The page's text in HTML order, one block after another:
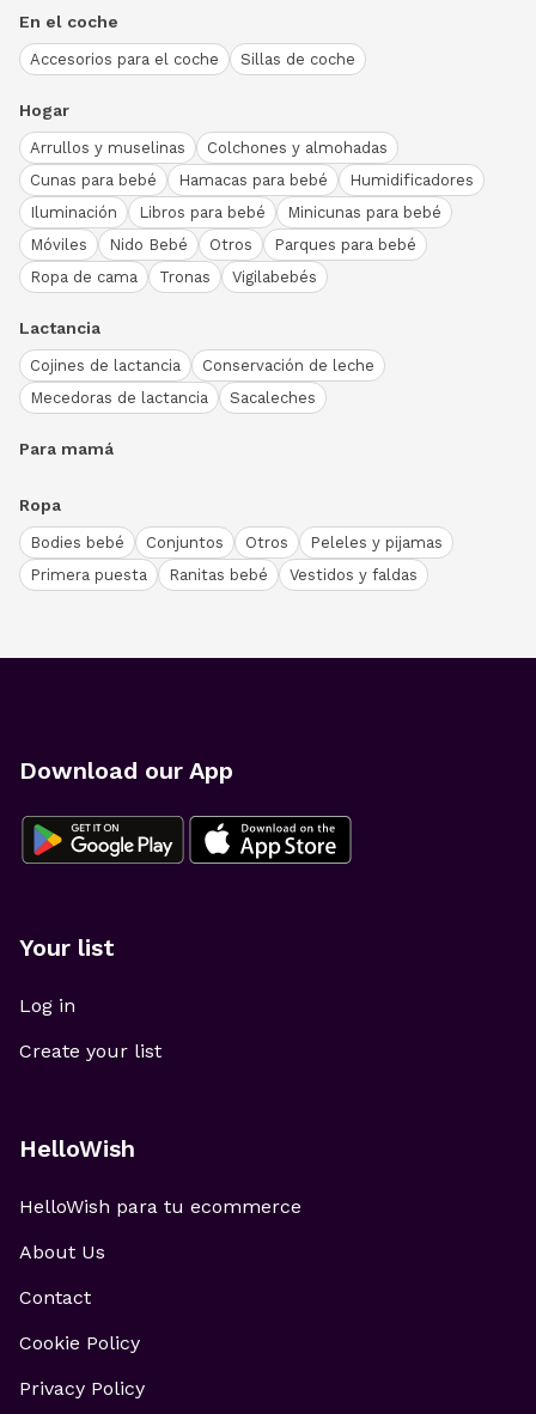
En el coche
Accesorios para el coche Sillas de coche
Hogar
Arrullos y muselinas
Colchones y almohadas
Cunas para bebé
Hamacas para bebé
Humidificadores
Iluminación
Libros para bebé
Minicunas para bebé
Móviles
Nido Bebé Otros
Parques para bebé
Ropa de cama
Tronas Vigilabebés
Lactancia
Cojines de lactancia
Conservación de leche
Mecedoras de lactancia
Sacaleches
Para mamá
Ropa
Bodies bebé Conjuntos Otros
Peleles y pijamas
Primera puesta
Ranitas bebé Vestidos y faldas
Download our App
Your list
Log in
Create your list
HelloWish
HelloWish para tu ecommerce
About Us
Contact
Cookie Policy
Privacy Policy